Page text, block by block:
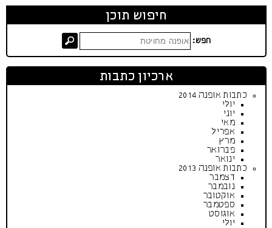
חיפוש תוכן
חפש:
ארכיון כתבות
כתבות אופנה 2014
יולי
יוני
מאי
אפריל
מרץ
פברואר
ינואר
כתבות אופנה 2013
דצמבר
נובמבר
אוקטובר
ספטמבר
אוגוסט
יולי